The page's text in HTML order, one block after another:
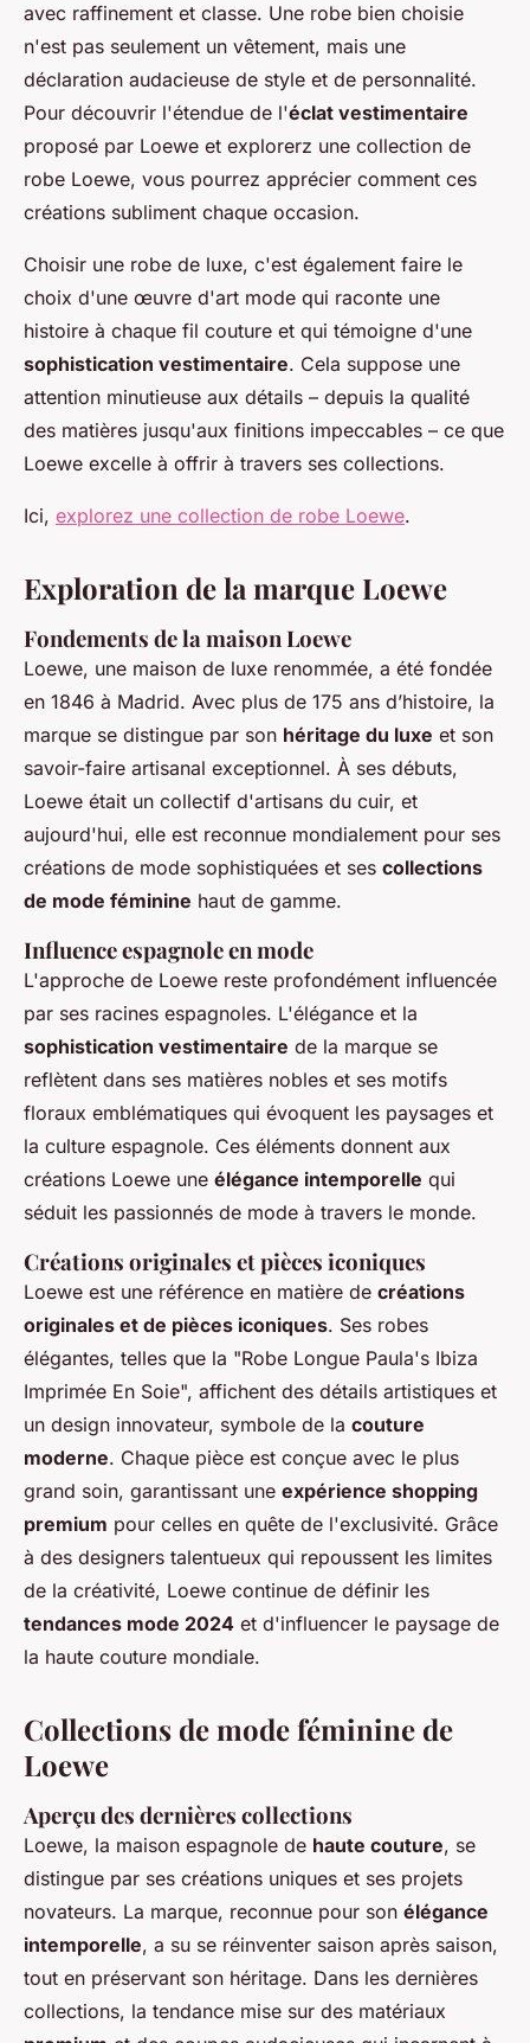
avec raffinement et classe. Une robe bien choisie
n'est pas seulement un vêtement, mais une
déclaration audacieuse de style et de personnalité.
Pour découvrir l'étendue de l'éclat vestimentaire
proposé par Loewe et explorerz une collection de
robe Loewe, vous pourrez apprécier comment ces
créations subliment chaque occasion.
Choisir une robe de luxe, c'est également faire le
choix d'une œuvre d'art mode qui raconte une
histoire à chaque fil couture et qui témoigne d'une
sophistication vestimentaire. Cela suppose une
attention minutieuse aux détails – depuis la qualité
des matières jusqu'aux finitions impeccables – ce que
Loewe excelle à offrir à travers ses collections.
Ici, explorez une collection de robe Loewe.
Exploration de la marque Loewe
Fondements de la maison Loewe
Loewe, une maison de luxe renommée, a été fondée
en 1846 à Madrid. Avec plus de 175 ans d’histoire, la
marque se distingue par son héritage du luxe et son
savoir-faire artisanal exceptionnel. À ses débuts,
Loewe était un collectif d'artisans du cuir, et
aujourd'hui, elle est reconnue mondialement pour ses
créations de mode sophistiquées et ses collections
de mode féminine haut de gamme.
Influence espagnole en mode
L'approche de Loewe reste profondément influencée
par ses racines espagnoles. L'élégance et la
sophistication vestimentaire de la marque se
reflètent dans ses matières nobles et ses motifs
floraux emblématiques qui évoquent les paysages et
la culture espagnole. Ces éléments donnent aux
créations Loewe une élégance intemporelle qui
séduit les passionnés de mode à travers le monde.
Créations originales et pièces iconiques
Loewe est une référence en matière de créations
originales et de pièces iconiques. Ses robes
élégantes, telles que la "Robe Longue Paula's Ibiza
Imprimée En Soie", affichent des détails artistiques et
un design innovateur, symbole de la couture
moderne. Chaque pièce est conçue avec le plus
grand soin, garantissant une expérience shopping
premium pour celles en quête de l'exclusivité. Grâce
à des designers talentueux qui repoussent les limites
de la créativité, Loewe continue de définir les
tendances mode 2024 et d'influencer le paysage de
la haute couture mondiale.
Collections de mode féminine de
Loewe
Aperçu des dernières collections
Loewe, la maison espagnole de haute couture, se
distingue par ses créations uniques et ses projets
novateurs. La marque, reconnue pour son élégance
intemporelle, a su se réinventer saison après saison,
tout en préservant son héritage. Dans les dernières
collections, la tendance mise sur des matériaux